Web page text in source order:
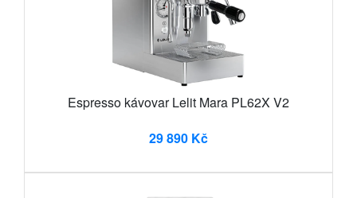
Espresso kávovar Lelit Mara PL62X V2
29 890 Kč